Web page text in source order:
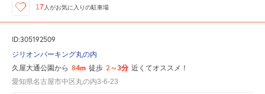
17 人がお気に入りの駐車場
ID:305192509
ジリオンパーキング丸の内
久屋大通公園から 84m 徒歩 2～3分 近くてオススメ！
愛知県名古屋市中区丸の内3-6-23